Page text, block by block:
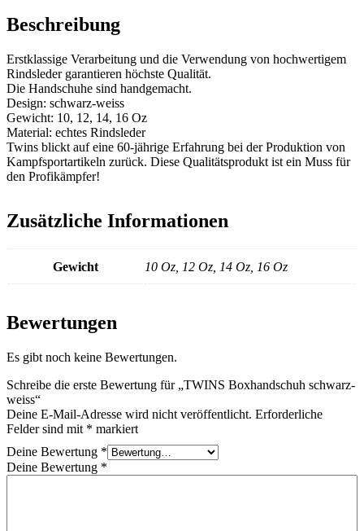
Beschreibung
Erstklassige Verarbeitung und die Verwendung von hochwertigem
Rindsleder garantieren höchste Qualität.
Die Handschuhe sind handgemacht.
Design: schwarz-weiss
Gewicht: 10, 12, 14, 16 Oz
Material: echtes Rindsleder
Twins blickt auf eine 60-jährige Erfahrung bei der Produktion von
Kampfsportartikeln zurück. Diese Qualitätsprodukt ist ein Muss für
den Profikämpfer!
Zusätzliche Informationen
Gewicht 10 Oz, 12 Oz, 14 Oz, 16 Oz
Bewertungen
Es gibt noch keine Bewertungen.
Schreibe die erste Bewertung für „TWINS Boxhandschuh schwarz-
weiss“
Deine E-Mail-Adresse wird nicht veröffentlicht. Erforderliche
Felder sind mit * markiert
Deine Bewertung *
Deine Bewertung *